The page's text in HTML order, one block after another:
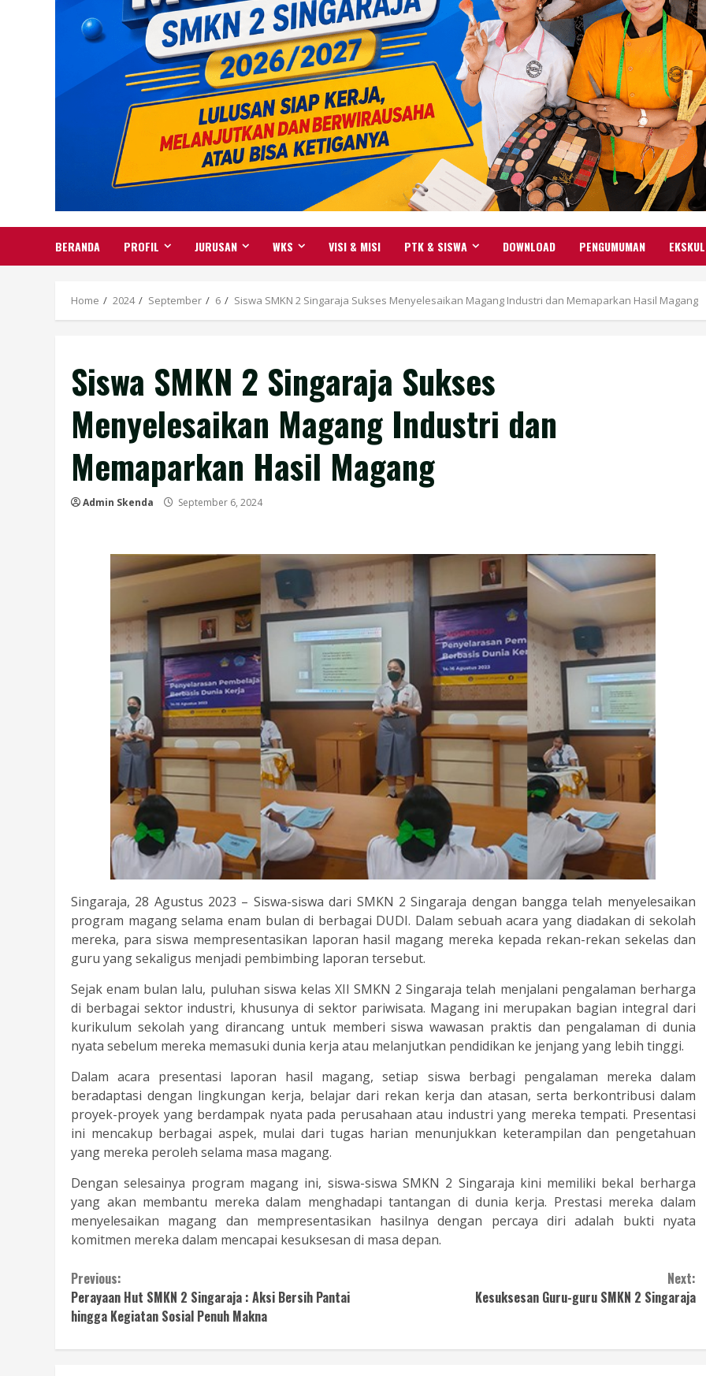
BERANDA PROFIL JURUSAN WKS VISI & MISI PTK & SISWA DOWNLOAD PENGUMUMAN EKSKUL
Home 2024 September 6 Siswa SMKN 2 Singaraja Sukses Menyelesaikan Magang Industri dan Memaparkan Hasil Magang
Siswa SMKN 2 Singaraja Sukses
Menyelesaikan Magang Industri dan
Memaparkan Hasil Magang
Admin Skenda September 6, 2024
Singaraja, 28 Agustus 2023 – Siswa-siswa dari SMKN 2 Singaraja dengan bangga telah menyelesaikan
program magang selama enam bulan di berbagai DUDI. Dalam sebuah acara yang diadakan di sekolah
mereka, para siswa mempresentasikan laporan hasil magang mereka kepada rekan-rekan sekelas dan
guru yang sekaligus menjadi pembimbing laporan tersebut.
Sejak enam bulan lalu, puluhan siswa kelas XII SMKN 2 Singaraja telah menjalani pengalaman berharga
di berbagai sektor industri, khusunya di sektor pariwisata. Magang ini merupakan bagian integral dari
kurikulum sekolah yang dirancang untuk memberi siswa wawasan praktis dan pengalaman di dunia
nyata sebelum mereka memasuki dunia kerja atau melanjutkan pendidikan ke jenjang yang lebih tinggi.
Dalam acara presentasi laporan hasil magang, setiap siswa berbagi pengalaman mereka dalam
beradaptasi dengan lingkungan kerja, belajar dari rekan kerja dan atasan, serta berkontribusi dalam
proyek-proyek yang berdampak nyata pada perusahaan atau industri yang mereka tempati. Presentasi
ini mencakup berbagai aspek, mulai dari tugas harian menunjukkan keterampilan dan pengetahuan
yang mereka peroleh selama masa magang.
Dengan selesainya program magang ini, siswa-siswa SMKN 2 Singaraja kini memiliki bekal berharga
yang akan membantu mereka dalam menghadapi tantangan di dunia kerja. Prestasi mereka dalam
menyelesaikan magang dan mempresentasikan hasilnya dengan percaya diri adalah bukti nyata
komitmen mereka dalam mencapai kesuksesan di masa depan.
Continue
Reading
Previous:
Perayaan Hut SMKN 2 Singaraja : Aksi Bersih Pantai
hingga Kegiatan Sosial Penuh Makna
Next:
Kesuksesan Guru-guru SMKN 2 Singaraja